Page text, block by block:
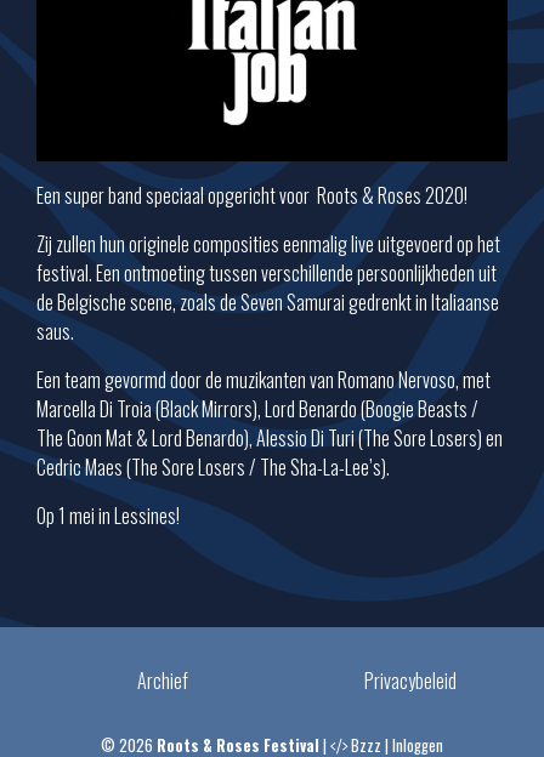
Een super band speciaal opgericht voor Roots & Roses 2020!
Zij zullen hun originele composities eenmalig live uitgevoerd op het
festival. Een ontmoeting tussen verschillende persoonlijkheden uit
de Belgische scene, zoals de Seven Samurai gedrenkt in Italiaanse
saus.
Een team gevormd door de muzikanten vanRomano Nervoso, met
Marcella Di Troia (Black Mirrors), Lord Benardo (Boogie Beasts/
The Goon Mat & Lord Benardo), Alessio Di Turi (The Sore Losers) en
Cedric Maes (The Sore Losers/ The Sha-La-Lee’s).
Op 1 mei in Lessines!
Archief Privacybeleid
© 2026 Roots & Roses Festival | Bzzz | Inloggen